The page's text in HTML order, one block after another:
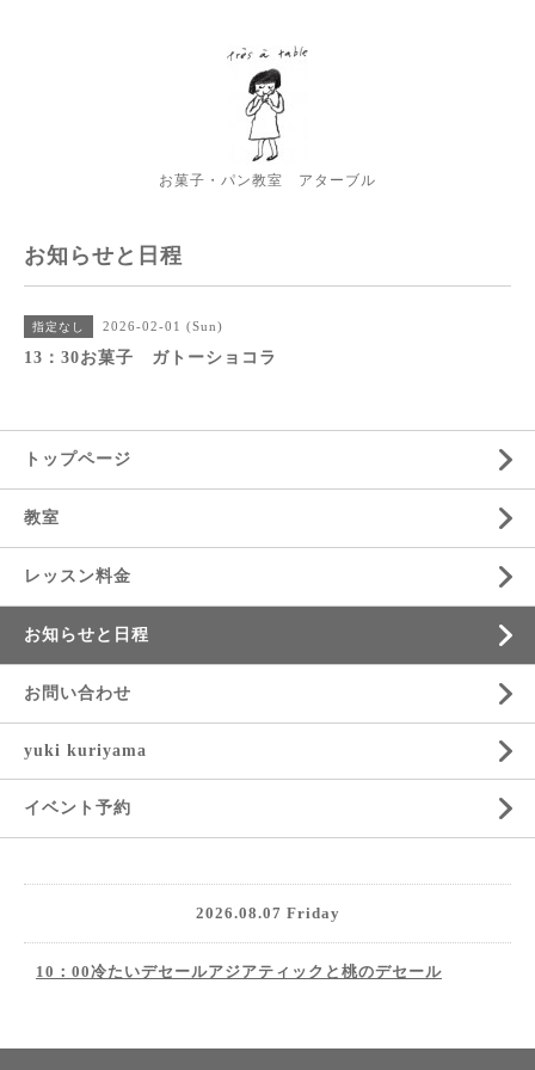
お菓子・パン教室 アターブル
お知らせと日程
指定なし 2026-02-01 (Sun)
13：30お菓子 ガトーショコラ
トップページ
教室
レッスン料金
お知らせと日程
お問い合わせ
yuki kuriyama
イベント予約
2026.08.07 Friday
10：00冷たいデセールアジアティックと桃のデセール